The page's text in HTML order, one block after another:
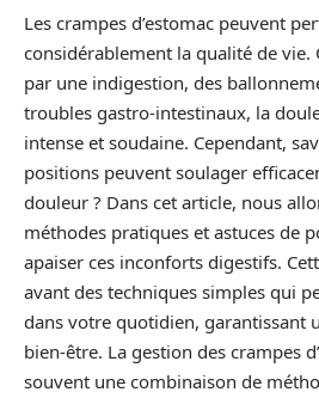
Les crampes d’estomac peuvent
considérablement la qualité de vie.
par une indigestion, des
troubles gastro-intestinaux, la
intense et soudaine. Cependant,
positions peuvent soulager
douleur ? Dans cet article, nous
méthodes pratiques et astuces de
apaiser ces inconforts digestifs.
avant des techniques simples qui
dans votre quotidien, garantissant
bien-être. La gestion des crampes
souvent une combinaison de